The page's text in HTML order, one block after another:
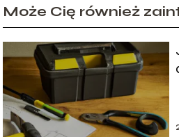
Może Cię również